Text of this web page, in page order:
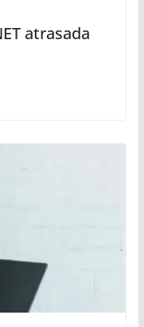
atrasada